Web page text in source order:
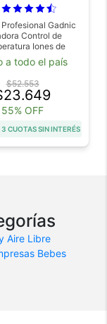
Gadnic
Control de
Iones de
Outlet
a todo el país
$52.553
55% OFF
3 CUOTAS SIN INTERÉS
Aire Libre
Bebes